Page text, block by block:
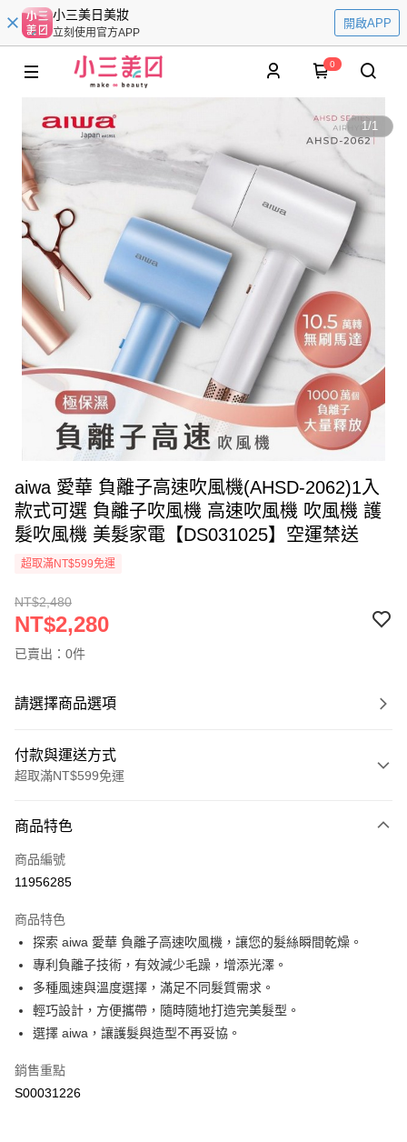
小三美日美妝
立刻使用官方APP
開啟APP
0
1/1
aiwa 愛華 負離子高速吹風機(AHSD-2062)1入
款式可選 負離子吹風機 高速吹風機 吹風機 護
髮吹風機 美髮家電【DS031025】空運禁送
超取滿NT$599免運
NT$2,480
NT$2,280
已賣出：0件
請選擇商品選項
付款與運送方式
超取滿NT$599免運
信用卡一次付款
超商取貨付款
Apple Pay
街口支付
全盈+PAY
ATM付款
商品特色
商品編號
11956285
商品特色
探索 aiwa 愛華 負離子高速吹風機，讓您的髮絲瞬間乾燥。
專利負離子技術，有效減少毛躁，增添光澤。
多種風速與溫度選擇，滿足不同髮質需求。
輕巧設計，方便攜帶，隨時隨地打造完美髮型。
選擇 aiwa，讓護髮與造型不再妥協。
銷售重點
S00031226